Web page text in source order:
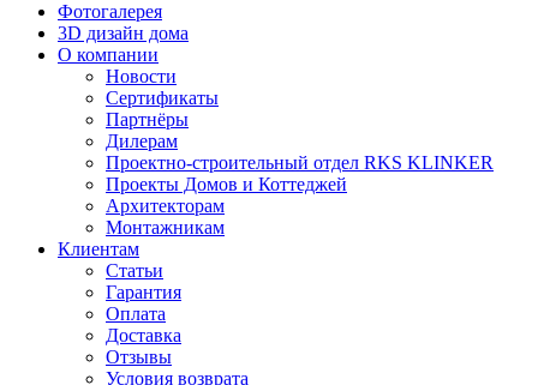
Фотогалерея
3D дизайн дома
О компании
Новости
Сертификаты
Партнёры
Дилерам
Проектно-строительный отдел RKS KLINKER
Проекты Домов и Коттеджей
Архитекторам
Монтажникам
Клиентам
Статьи
Гарантия
Оплата
Доставка
Отзывы
Условия возврата